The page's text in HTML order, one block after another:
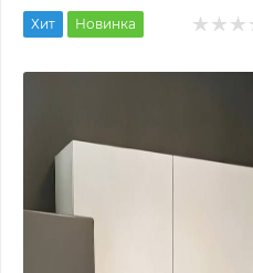
Хит Новинка